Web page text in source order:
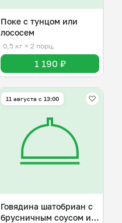
Поке с тунцом или
лососем
0,5 кг ≈ 2 порц.
1 190 ₽
11 августа с 13:00
Говядина шатобриан с
брусничным соусом и